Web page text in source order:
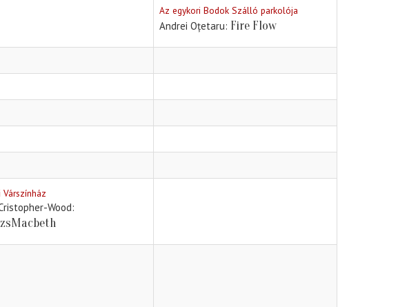
Az egykori Bodok Szálló parkolója
Andrei Oțetaru Fire Flow
Várszínház
Wood